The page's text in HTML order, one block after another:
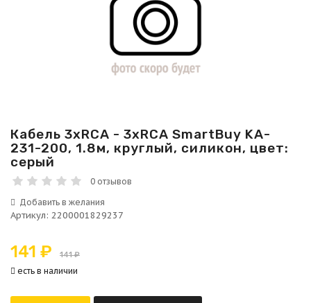
Кабель 3xRCA - 3xRCA SmartBuy KA-
231-200, 1.8м, круглый, силикон, цвет:
серый
0 отзывов
Артикул: 2200001829237
141 ₽ 141 ₽
есть в наличии